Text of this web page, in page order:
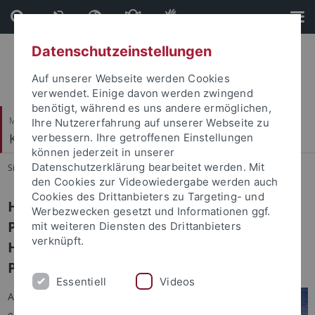
Direkt
zum
Inhalt
Direkt
zur
Fußleiste
Mathematisch-Naturwissenschaftliche Fakultät
Klinische Psychologie und Psychotherapie
Sie sind hier: Startseite ... Hochschulambulanz
Herzlich Willkommen an der
Psychotherapeutischen
Hochschulambulanz des Fachbereichs
Psychologie
Auf den folgenden Seiten
Datenschutzeinstellungen
Auf unserer Webseite werden Cookies
verwendet. Einige davon werden zwingend
benötigt, während es uns andere ermöglichen,
Ihre Nutzererfahrung auf unserer Webseite zu
verbessern. Ihre getroffenen Einstellungen
können jederzeit in unserer
Datenschutzerklärung bearbeitet werden. Mit
den Cookies zur Videowiedergabe werden auch
Cookies des Drittanbieters zu Targeting- und
Werbezwecken gesetzt und Informationen ggf.
mit weiteren Diensten des Drittanbieters
verknüpft.
Essentiell Videos